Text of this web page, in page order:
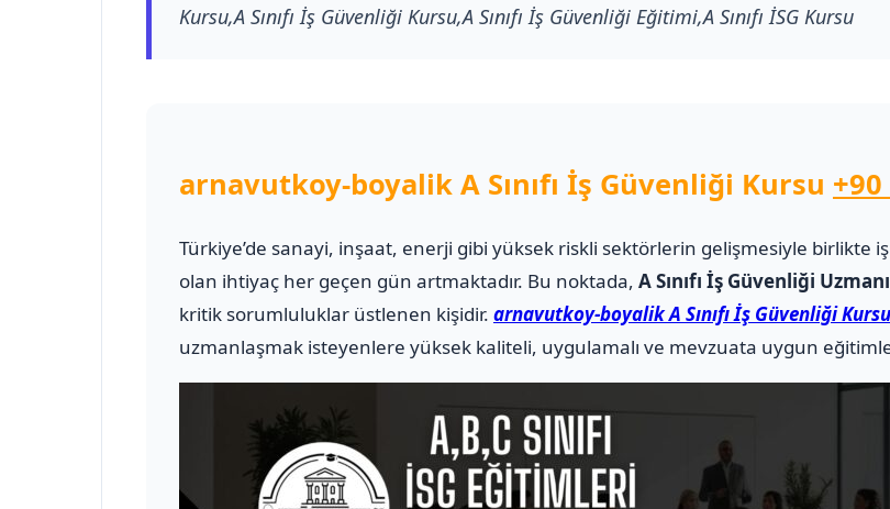
Kursu,A Sınıfı İş Güvenliği Kursu,A Sınıfı İş Güvenliği Eğitimi,A Sınıfı İSG Kursu
arnavutkoy-boyalik A Sınıfı İş Güvenliği Kursu
Türkiye’de sanayi, inşaat, enerji gibi yüksek riskli sektörlerin gelişmesiyle birlikte
olan ihtiyaç her geçen gün artmaktadır. Bu noktada, A Sınıfı İş Güvenliği Uzmanı
kritik sorumluluklar üstlenen kişidir. arnavutkoy-boyalik A Sınıfı İş Güvenliği Kursu
uzmanlaşmak isteyenlere yüksek kaliteli, uygulamalı ve mevzuata uygun